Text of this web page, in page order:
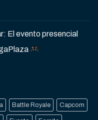
El evento presencial
Battle Royale Capcom